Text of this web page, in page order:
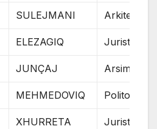
SULEJMANI Arkitekt
ELEZAGIQ Juriste
JUNÇAJ Arsim i
MEHMEDOVIQ Politolog
XHURRETA Jurist